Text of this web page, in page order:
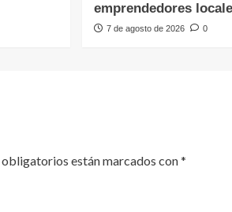
emprendedores
7 de agosto de 2026 0
obligatorios están marcados con*